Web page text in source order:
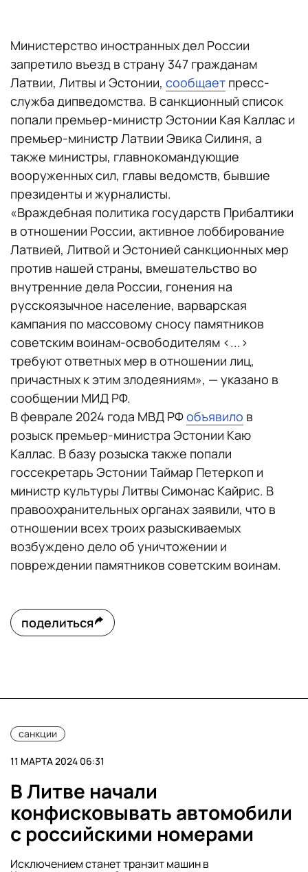
Министерство иностранных дел России
запретило въезд в страну 347 гражданам
Латвии, Литвы и Эстонии, сообщает пресс-
служба дипведомства. В санкционный список
попали премьер-министр Эстонии Кая Каллас и
премьер-министр Латвии Эвика Силиня, а
также министры, главнокомандующие
вооруженных сил, главы ведомств, бывшие
президенты и журналисты.
«Враждебная политика государств Прибалтики
в отношении России, активное лоббирование
Латвией, Литвой и Эстонией санкционных мер
против нашей страны, вмешательство во
внутренние дела России, гонения на
русскоязычное население, варварская
кампания по массовому сносу памятников
советским воинам-освободителям <...>
требуют ответных мер в отношении лиц,
причастных к этим злодеяниям», — указано в
сообщении МИД РФ.
В феврале 2024 года МВД РФобъявило в
розыск премьер-министра Эстонии Каю
Каллас. В базу розыска также попали
госсекретарь Эстонии Таймар Петеркоп и
министр культуры Литвы Симонас Кайрис. В
правоохранительных органах заявили, что в
отношении всех троих разыскиваемых
возбуждено дело об уничтожении и
повреждении памятников советским воинам.
поделиться
санкции
11 МАРТА 2024 06:31
В Литве начали
конфисковывать автомобили
с российскими номерами
Исключением станет транзит машин в